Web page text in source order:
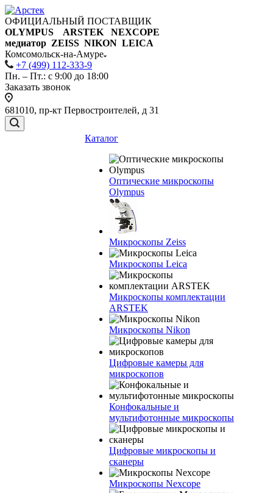
ОФИЦИАЛЬНЫЙ ПОСТАВЩИК
OLYMPUS ARSTEK NEXCOPE
медиатор ZEISS NIKON LEICA
Комсомольск-на-Амуре
+7 (499) 112-333-9
Пн. – Пт.: с 9:00 до 18:00
Заказать звонок
681010, пр-кт Первостроителей, д 31
Каталог
Оптические микроскопы
Olympus
Микроскопы Zeiss
Микроскопы Leica
Микроскопы комплектации
ARSTEK
Микроскопы Nikon
Цифровые камеры для
микроскопов
Конфокальные и
мультифотонные микроскопы
Цифровые микроскопы и
сканеры
Микроскопы Nexcope